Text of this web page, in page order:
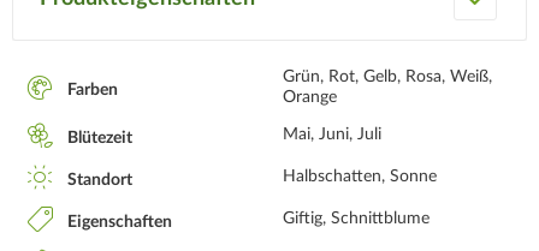
Farben
Grün, Rot, Gelb, Rosa, Weiß,
Orange
Blütezeit Mai, Juni, Juli
Standort Halbschatten, Sonne
Eigenschaften Giftig, Schnittblume